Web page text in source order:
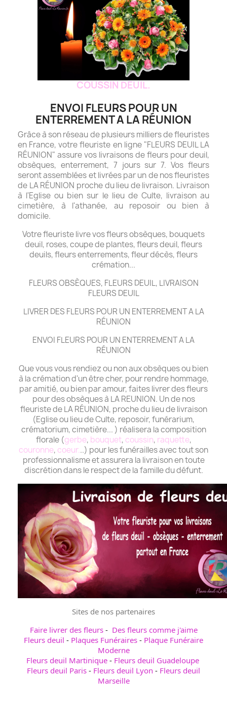
COUSSIN DEUIL.
ENVOI FLEURS POUR UN
ENTERREMENT A LA RÉUNION
Grâce à son réseau de plusieurs milliers de fleuristes
en France, votre fleuriste en ligne "FLEURS DEUIL LA
RÉUNION" assure vos livraisons de fleurs pour deuil,
obsèques, enterrement, 7 jours sur 7. Vos fleurs
seront assemblées et livrées par un de nos fleuristes
de LA RÉUNION proche du lieu de livraison. Livraison
à l'Eglise ou bien sur le lieu de Culte, livraison au
cimetière, à l'athanée, au reposoir ou bien à
domicile.
Votre fleuriste livre vos fleurs obsèques, bouquets
deuil, roses, coupe de plantes, fleurs deuil, fleurs
deuils, fleurs enterrements, fleur décès, fleurs
crémation...
FLEURS OBSÈQUES, FLEURS DEUIL, LIVRAISON
FLEURS DEUIL
LIVRER DES FLEURS POUR UN ENTERREMENT A LA
RÉUNION
ENVOI FLEURS POUR UN ENTERREMENT A LA
RÉUNION
Que vous vous rendiez ou non aux obsèques ou bien
à la crémation d'un être cher, pour rendre hommage,
par amitié, ou bien par amour, faites livrer des fleurs
pour des obsèques à LA REUNION. Un de nos
fleuriste de LA RÉUNION, proche du lieu de livraison
(Eglise ou lieu de Culte, reposoir, funérarium,
crématorium, cimetière... ) réalisera la composition
florale (gerbe, bouquet, coussin, raquette,
couronne, coeur...) pour les funérailles avec tout son
professionnalisme et assurera la livraison en toute
discrétion dans le respect de la famille du défunt.
Sites de nos partenaires
Faire livrer des fleurs- Des fleurs comme j'aime
Fleurs deuil - Plaques Funéraires - Plaque Funéraire
Moderne
Fleurs deuil Martinique- Fleurs deuil Guadeloupe
Fleurs deuil Paris - Fleurs deuil Lyon - Fleurs deuil
Marseille